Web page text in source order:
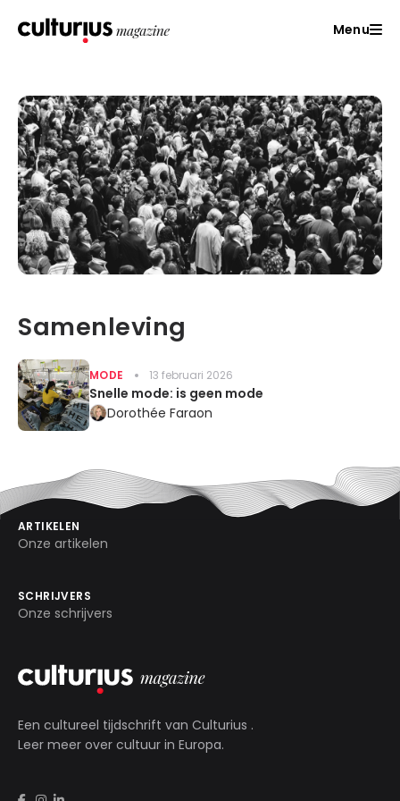
Menu
Samenleving
MODE 13 februari 2026
Snelle mode: is geen mode
Dorothée Faraon
Een cultureel tijdschrift van Culturius .
Leer meer over cultuur in Europa.
ARTIKELEN
Onze artikelen
SCHRIJVERS
Onze schrijvers